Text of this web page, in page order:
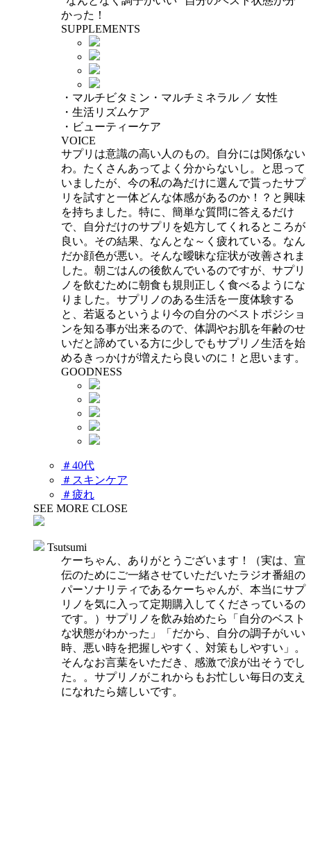
かった！
SUPPLEMENTS
・マルチビタミン・マルチミネラル ／ 女性
・生活リズムケア
・ビューティーケア
VOICE
サプリは意識の高い人のもの。自分には関係ない
わ。たくさんあってよく分からないし。と思って
いましたが、今の私の為だけに選んで貰ったサプ
リを試すと一体どんな体感があるのか！？と興味
を持ちました。特に、簡単な質問に答えるだけ
で、自分だけのサプリを処方してくれるところが
良い。その結果、なんとな～く疲れている。なん
だか顔色が悪い。そんな曖昧な症状が改善されま
した。朝ごはんの後飲んでいるのですが、サプリ
ノを飲むために朝食も規則正しく食べるようにな
りました。サプリノのある生活を一度体験する
と、若返るというより今の自分のベストポジショ
ンを知る事が出来るので、体調やお肌を年齢のせ
いだと諦めている方に少しでもサプリノ生活を始
めるきっかけが増えたら良いのに！と思います。
GOODNESS
＃40代
＃スキンケア
＃疲れ
SEE MORE CLOSE
Tsutsumi
ケーちゃん、ありがとうございます！（実は、宣
伝のためにご一緒させていただいたラジオ番組の
パーソナリティであるケーちゃんが、本当にサプ
リノを気に入って定期購入してくださっているの
です。）サプリノを飲み始めたら「自分のベスト
な状態がわかった」「だから、自分の調子がいい
時、悪い時を把握しやすく、対策もしやすい」。
そんなお言葉をいただき、感激で涙が出そうでし
た。。サプリノがこれからもお忙しい毎日の支え
になれたら嬉しいです。